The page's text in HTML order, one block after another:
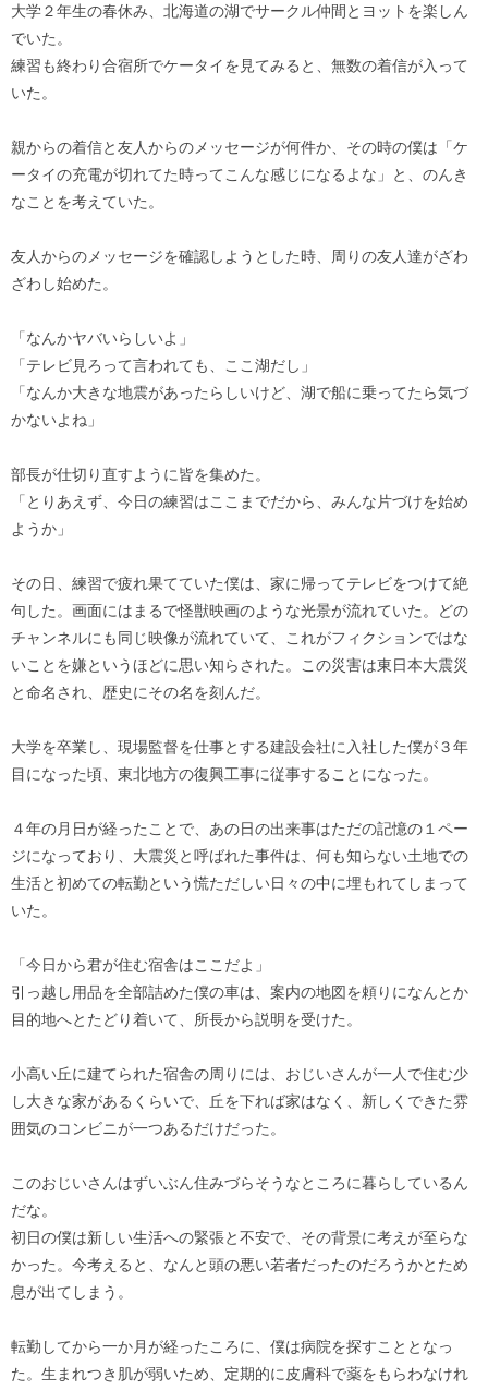
大学２年生の春休み、北海道の湖でサークル仲間とヨットを楽しん
でいた。
練習も終わり合宿所でケータイを見てみると、無数の着信が入って
いた。
親からの着信と友人からのメッセージが何件か、その時の僕は「ケ
ータイの充電が切れてた時ってこんな感じになるよな」と、のんき
なことを考えていた。
友人からのメッセージを確認しようとした時、周りの友人達がざわ
ざわし始めた。
「なんかヤバいらしいよ」
「テレビ見ろって言われても、ここ湖だし」
「なんか大きな地震があったらしいけど、湖で船に乗ってたら気づ
かないよね」
部長が仕切り直すように皆を集めた。
「とりあえず、今日の練習はここまでだから、みんな片づけを始め
ようか」
その日、練習で疲れ果てていた僕は、家に帰ってテレビをつけて絶
句した。画面にはまるで怪獣映画のような光景が流れていた。どの
チャンネルにも同じ映像が流れていて、これがフィクションではな
いことを嫌というほどに思い知らされた。この災害は東日本大震災
と命名され、歴史にその名を刻んだ。
大学を卒業し、現場監督を仕事とする建設会社に入社した僕が３年
目になった頃、東北地方の復興工事に従事することになった。
４年の月日が経ったことで、あの日の出来事はただの記憶の１ペー
ジになっており、大震災と呼ばれた事件は、何も知らない土地での
生活と初めての転勤という慌ただしい日々の中に埋もれてしまって
いた。
「今日から君が住む宿舎はここだよ」
引っ越し用品を全部詰めた僕の車は、案内の地図を頼りになんとか
目的地へとたどり着いて、所長から説明を受けた。
小高い丘に建てられた宿舎の周りには、おじいさんが一人で住む少
し大きな家があるくらいで、丘を下れば家はなく、新しくできた雰
囲気のコンビニが一つあるだけだった。
このおじいさんはずいぶん住みづらそうなところに暮らしているん
だな。
初日の僕は新しい生活への緊張と不安で、その背景に考えが至らな
かった。今考えると、なんと頭の悪い若者だったのだろうかとため
息が出てしまう。
転勤してから一か月が経ったころに、僕は病院を探すこととなっ
た。生まれつき肌が弱いため、定期的に皮膚科で薬をもらわなけれ